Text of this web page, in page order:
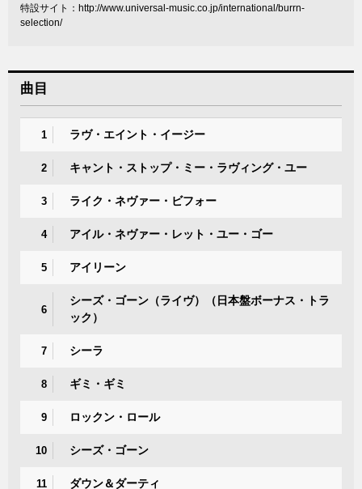
特設サイト： http://www.universal-music.co.jp/international/burrn-
selection/
曲目
1 ラヴ・エイント・イージー
2 キャント・ストップ・ミー・ラヴィング・ユー
3 ライク・ネヴァー・ビフォー
4 アイル・ネヴァー・レット・ユー・ゴー
5 アイリーン
6
シーズ・ゴーン（ライヴ）（日本盤ボーナス・トラ
ック）
7 シーラ
8 ギミ・ギミ
9 ロックン・ロール
10 シーズ・ゴーン
11 ダウン＆ダーティ